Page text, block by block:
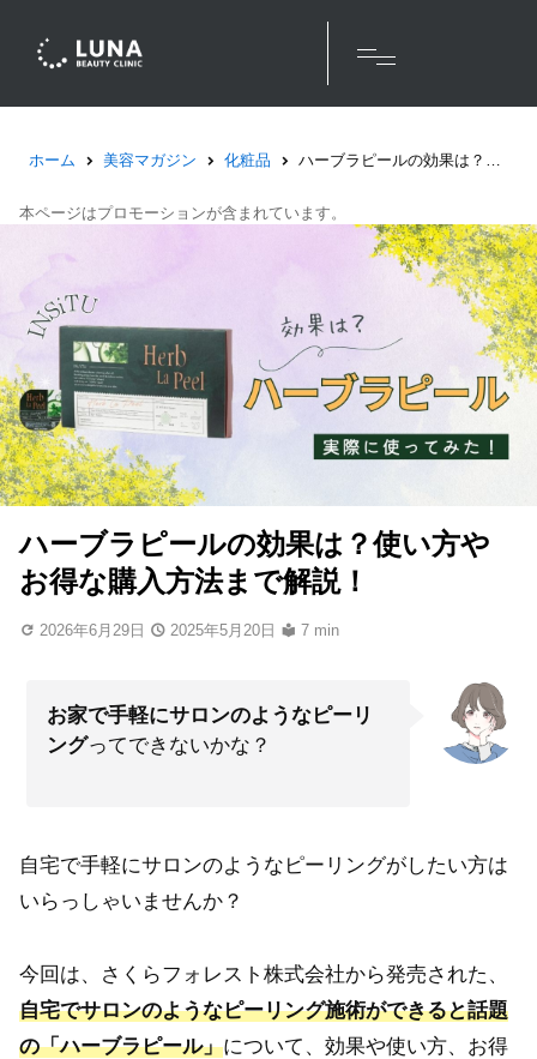
ホーム 美容マガジン 化粧品 ハーブラピールの効果は？使い方やお得な購入方法まで解説！
本ページはプロモーションが含まれています。
ハーブラピールの効果は？使い方や
お得な購入方法まで解説！
2026年6月29日 2025年5月20日 7 min
お家で手軽にサロンのようなピーリ
ングってできないかな？
自宅で手軽にサロンのようなピーリングがしたい方は
いらっしゃいませんか？
今回は、さくらフォレスト株式会社から発売された、
自宅でサロンのようなピーリング施術ができると話題
の「ハーブラピール」について、効果や使い方、お得